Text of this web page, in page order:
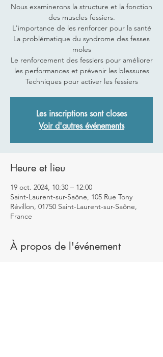
Nous examinerons la structure et la fonction
des muscles fessiers.
L'importance de les renforcer pour la santé
La problématique du syndrome des fesses
moles
Le renforcement des fessiers pour améliorer
les performances et prévenir les blessures
Techniques pour activer les fessiers
Les inscriptions sont closes
Voir d'autres événements
Heure et lieu
19 oct. 2024, 10:30 – 12:00
Saint-Laurent-sur-Saône, 105 Rue Tony
Révillon, 01750 Saint-Laurent-sur-Saône,
France
À propos de l'événement